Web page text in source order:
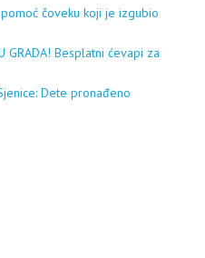
čoveku koji je izgubio
GRADA! Besplatni ćevapi za
Dete pronađeno